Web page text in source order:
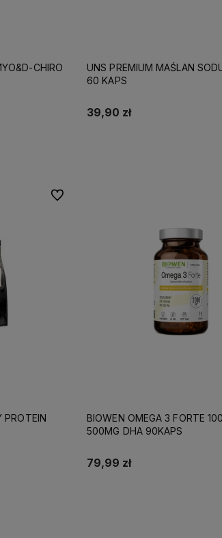
CHIRO
UNS PREMIUM MAŚLAN
60 KAPS
39,90 zł
PROTEIN
Do ulubionych
BIOWEN OMEGA 3 FORTE
500MG DHA 90KAPS
79,99 zł